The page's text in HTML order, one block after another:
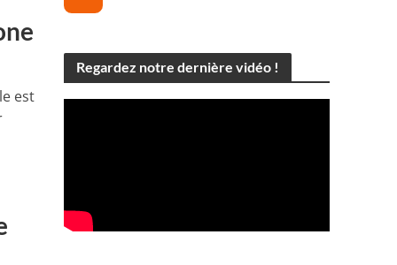
est
Regardez notre dernière vidéo !